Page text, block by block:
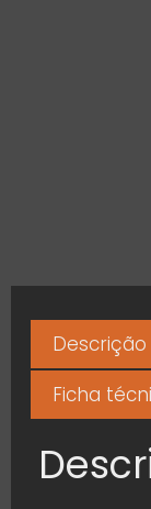
Descrição
Ficha